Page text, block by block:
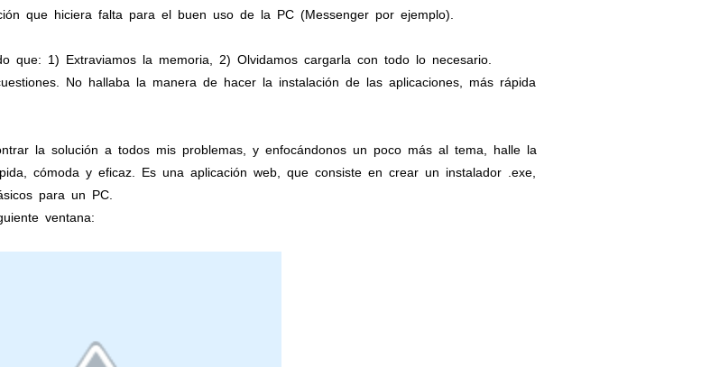
que hiciera falta para el buen uso de la PC (Messenger por ejemplo).
1) Extraviamos la memoria, 2) Olvidamos cargarla con todo lo necesario.
No hallaba la manera de hacer la instalación de las aplicaciones, más rápida
la solución a todos mis problemas, y enfocándonos un poco más al tema, halle la
cómoda y eficaz. Es una aplicación web, que consiste en crear un instalador .exe,
para un PC.
ventana: